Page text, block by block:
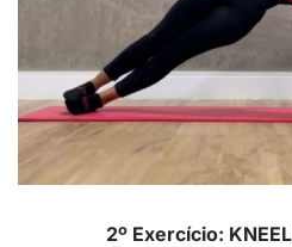
2º Exercício: